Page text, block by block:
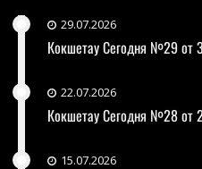
29.07.2026
Кокшетау Сегодня №29 от
22.07.2026
Кокшетау Сегодня №28 от
15.07.2026